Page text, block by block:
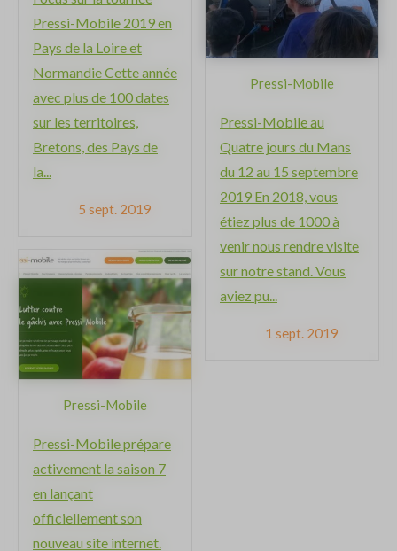
Pressi-Mobile 2019 en
Pays de la Loire et
Normandie Cette année
avec plus de 100 dates
sur les territoires,
Bretons, des Pays de
la...
5 sept. 2019
Pressi-Mobile
Pressi-Mobile au
Quatre jours du Mans
du 12 au 15 septembre
2019 En 2018, vous
étiez plus de 1000 à
venir nous rendre visite
sur notre stand. Vous
aviez pu...
1 sept. 2019
Pressi-Mobile
Pressi-Mobile prépare
activement la saison 7
en lançant
officiellement son
nouveau site internet.